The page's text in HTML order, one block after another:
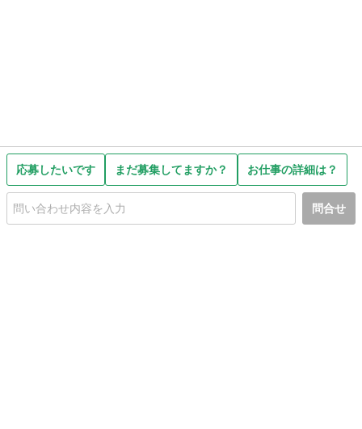
応募したいです まだ募集してますか？ お仕事の詳細は？
問合せ